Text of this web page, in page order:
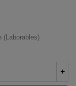
(Laborables)
+